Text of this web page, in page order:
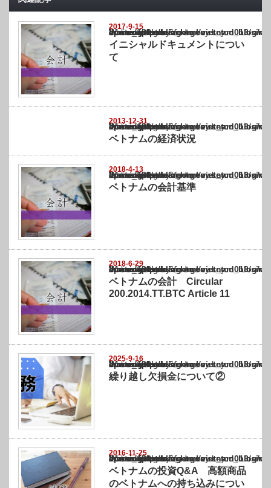
2017-9-15
Warning
: Undefined array key "show_category" in
/home/netst/kuno-cpa.co.jp/public_html/vietnam_blog/wp-content/themes/
on line183
イニシャルドキュメントについ
て
2013-12-31
Warning
: Undefined array key "show_category" in
/home/netst/kuno-cpa.co.jp/public_html/vietnam_blog/wp-content/themes/
on line183
ベトナムの経済状況
2018-4-13
Warning
: Undefined array key "show_category" in
/home/netst/kuno-cpa.co.jp/public_html/vietnam_blog/wp-content/themes/
on line183
ベトナムの会計基準
2018-6-29
Warning
: Undefined array key "show_category" in
/home/netst/kuno-cpa.co.jp/public_html/vietnam_blog/wp-content/themes/
on line183
ベトナムの会計 Circular
200.2014.TT.BTC Article 11
2025-9-16
Warning
: Undefined array key "show_category" in
/home/netst/kuno-cpa.co.jp/public_html/vietnam_blog/wp-content/themes/
on line183
繰り越し欠損金について②
2016-11-25
Warning
: Undefined array key "show_category" in
/home/netst/kuno-cpa.co.jp/public_html/vietnam_blog/wp-content/themes/
on line183
ベトナムの投資Q&A 高額商品
のベトナムへの持ち込みについ